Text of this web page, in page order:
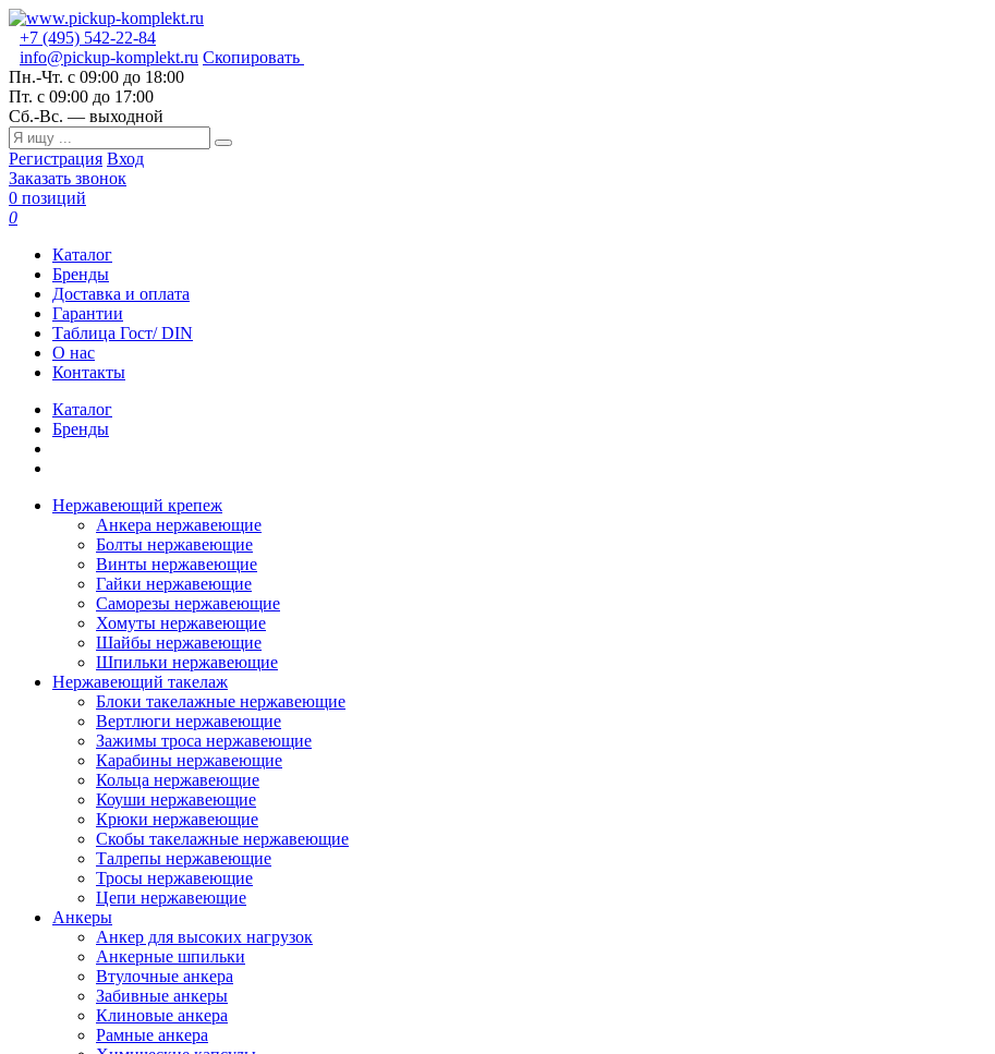
+7 (495) 542-22-84
info@pickup-komplekt.ru Скопировать
Пн.-Чт. с 09:00 до 18:00
Пт. с 09:00 до 17:00
Сб.-Вс. — выходной
Регистрация Вход
Заказать звонок
0 позиций
0
Каталог
Бренды
Доставка и оплата
Гарантии
Таблица Гост/ DIN
О нас
Контакты
Каталог
Бренды
Нержавеющий крепеж
Анкера нержавеющие
Болты нержавеющие
Винты нержавеющие
Гайки нержавеющие
Саморезы нержавеющие
Хомуты нержавеющие
Шайбы нержавеющие
Шпильки нержавеющие
Нержавеющий такелаж
Блоки такелажные нержавеющие
Вертлюги нержавеющие
Зажимы троса нержавеющие
Карабины нержавеющие
Кольца нержавеющие
Коуши нержавеющие
Крюки нержавеющие
Скобы такелажные нержавеющие
Талрепы нержавеющие
Тросы нержавеющие
Цепи нержавеющие
Анкеры
Анкер для высоких нагрузок
Анкерные шпильки
Втулочные анкера
Забивные анкеры
Клиновые анкера
Рамные анкера